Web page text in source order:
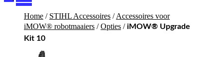
Home / STIHL Accessoires /Accessoires voor
iMOW® robotmaaiers /Opties /iMOW® Upgrade
Kit 10